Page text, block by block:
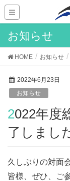
お知らせ
HOME お知らせ
2022年6月23日
お知らせ
2022年度総会・第40回全体会議(終
了しまし
久しぶりの対面
皆様、ぜひ、ご